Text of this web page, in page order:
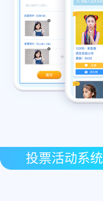
投票活动系统